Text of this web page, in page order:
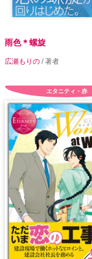
雨色＊螺旋
広瀬もりの / 著者
エタニティ・赤